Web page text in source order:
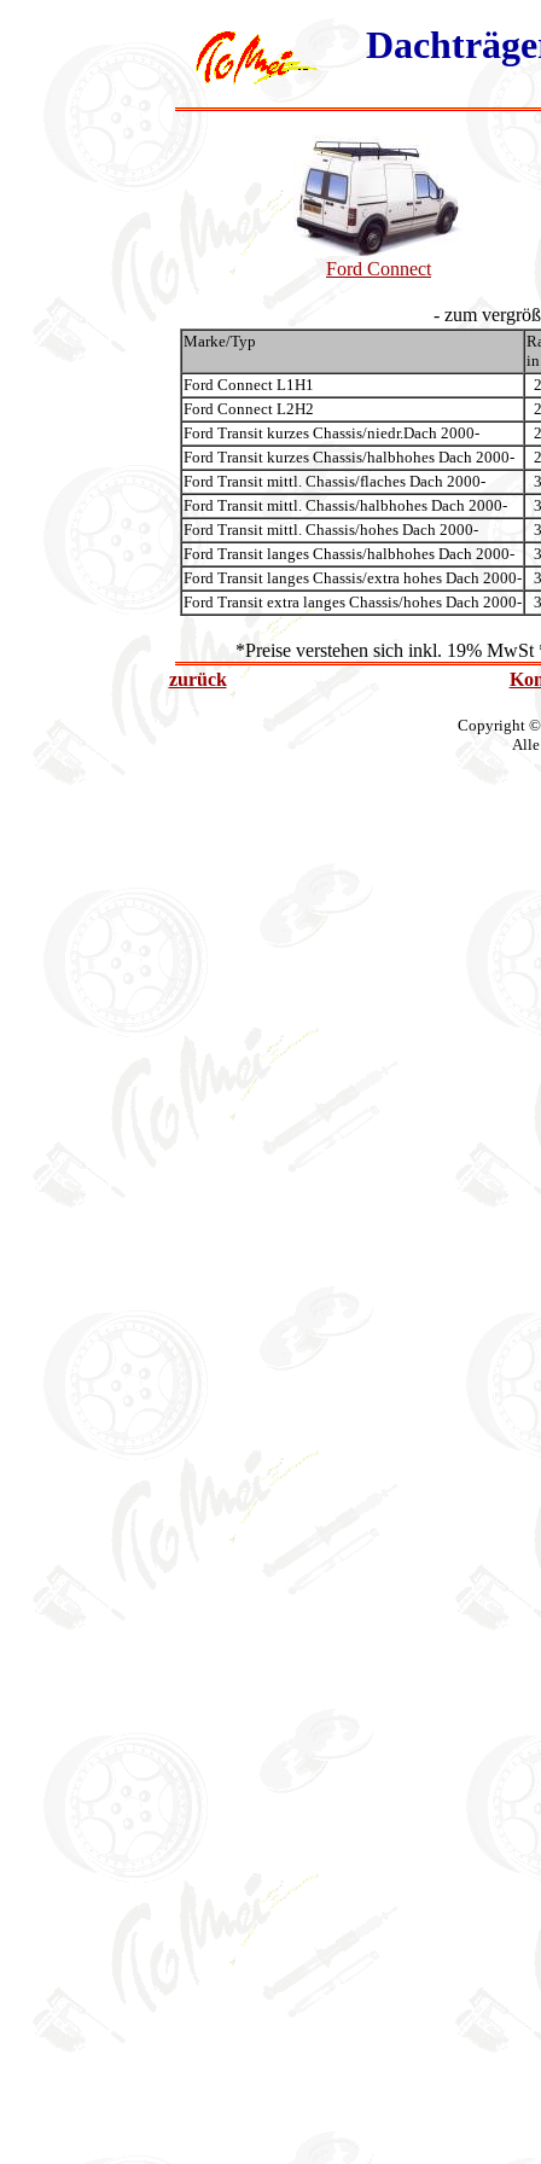
Ford Connect
- zum
Marke/Typ
in
Ford Connect L1H1
Ford Connect L2H2
Ford Transit kurzes Chassis/niedr.Dach 2000-
Ford Transit kurzes Chassis/halbhohes Dach 2000-
Ford Transit mittl. Chassis/flaches Dach 2000-
Ford Transit mittl. Chassis/halbhohes Dach 2000-
Ford Transit mittl. Chassis/hohes Dach 2000-
Ford Transit langes Chassis/halbhohes Dach 2000-
Ford Transit langes Chassis/extra hohes Dach 2000-
Ford Transit extra langes Chassis/hohes Dach 2000-
*Preise verstehen sich inkl. 19%
zurück
Copyright
Alle